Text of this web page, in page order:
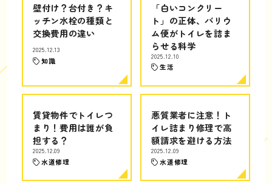
壁付け？台付き？キ
ッチン水栓の種類と
交換費用の違い
2025.12.13
知識
「白いコンクリー
ト」の正体、バリウ
ム便がトイレを詰ま
らせる科学
2025.12.10
生活
賃貸物件でトイレつ
まり！費用は誰が負
担する？
2025.12.09
水道修理
悪質業者に注意！ト
イレ詰まり修理で高
額請求を避ける方法
2025.12.09
水道修理